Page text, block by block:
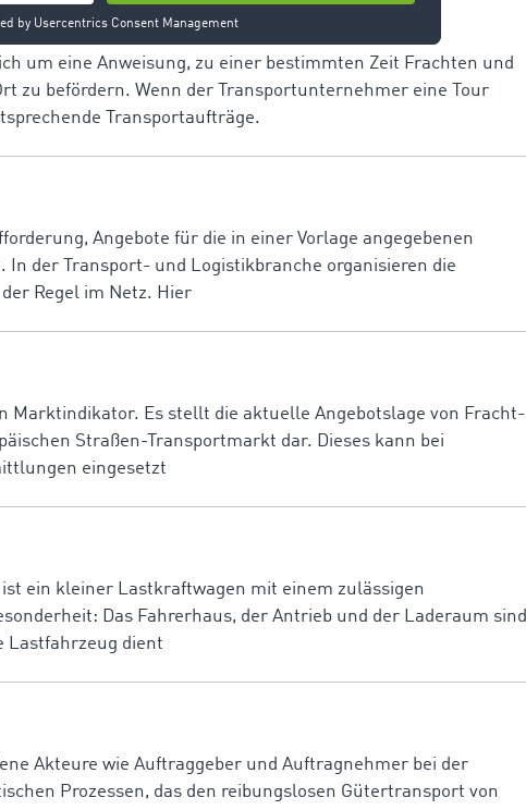
um eine Anweisung, zu einer bestimmten Zeit Frachten und
zu befördern. Wenn der Transportunternehmer eine Tour
Transportaufträge.
Angebote für die in einer Vorlage angegebenen
In der Transport- und Logistikbranche organisieren die
Regel im Netz. Hier
Marktindikator. Es stellt die aktuelle Angebotslage von Fracht-
Straßen-Transportmarkt dar. Dieses kann bei
eingesetzt
ein kleiner Lastkraftwagen mit einem zulässigen
Das Fahrerhaus, der Antrieb und der Laderaum sind
Lastfahrzeug dient
Akteure wie Auftraggeber und Auftragnehmer bei der
Prozessen, das den reibungslosen Gütertransport von